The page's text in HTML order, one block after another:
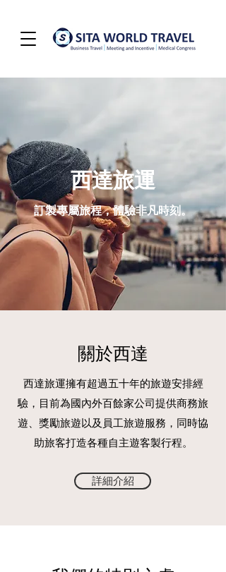
西達旅運
訂製專屬旅程，體驗非凡時刻。
關於西達
西達旅運擁有超過五十年的旅遊安排經
驗， 目前為國內外百餘家公司提供商務旅
遊、獎勵旅遊以及員工旅遊服務， 同時協
助旅客打造各種自主遊客製行程。
詳細介紹